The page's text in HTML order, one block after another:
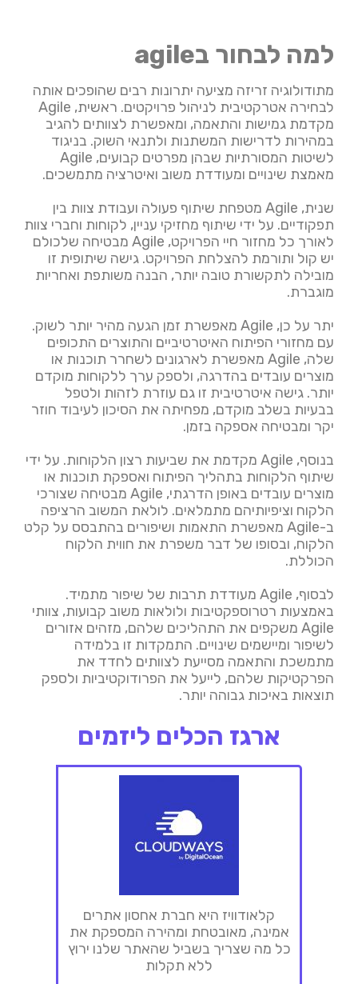
למה לבחור בagile
מתודולוגיה זריזה מציעה יתרונות רבים שהופכים אותה
לבחירה אטרקטיבית לניהול פרויקטים. ראשית, Agile
מקדמת גמישות והתאמה, ומאפשרת לצוותים להגיב
במהירות לדרישות המשתנות ולתנאי השוק. בניגוד
לשיטות המסורתיות שבהן מפרטים קבועים, Agile
מאמצת שינויים ומעודדת משוב ואיטרציה מתמשכים.
שנית, Agile מטפחת שיתוף פעולה ועבודת צוות בין
תפקודיים. על ידי שיתוף מחזיקי עניין, לקוחות וחברי צוות
לאורך כל מחזור חיי הפרויקט, Agile מבטיחה שלכולם
יש קול ותורמת להצלחת הפרויקט. גישה שיתופית זו
מובילה לתקשורת טובה יותר, הבנה משותפת ואחריות
מוגברת.
יתר על כן, Agile מאפשרת זמן הגעה מהיר יותר לשוק.
עם מחזורי הפיתוח האיטרטיביים והתוצרים התכופים
שלה, Agile מאפשרת לארגונים לשחרר תוכנות או
מוצרים עובדים בהדרגה, ולספק ערך ללקוחות מוקדם
יותר. גישה איטרטיבית זו גם עוזרת לזהות ולטפל
בבעיות בשלב מוקדם, מפחיתה את הסיכון לעיבוד חוזר
יקר ומבטיחה אספקה בזמן.
בנוסף, Agile מקדמת את שביעות רצון הלקוחות. על ידי
שיתוף הלקוחות בתהליך הפיתוח ואספקת תוכנות או
מוצרים עובדים באופן הדרגתי, Agile מבטיחה שצורכי
הלקוח וציפיותיהם מתמלאים. לולאת המשוב הרציפה
ב-Agile מאפשרת התאמות ושיפורים בהתבסס על קלט
הלקוח, ובסופו של דבר משפרת את חווית הלקוח
הכוללת.
לבסוף, Agile מעודדת תרבות של שיפור מתמיד.
באמצעות רטרוספקטיבות ולולאות משוב קבועות, צוותי
Agile משקפים את התהליכים שלהם, מזהים אזורים
לשיפור ומיישמים שינויים. התמקדות זו בלמידה
מתמשכת והתאמה מסייעת לצוותים לחדד את
הפרקטיקות שלהם, לייעל את הפרודוקטיביות ולספק
תוצאות באיכות גבוהה יותר.
ארגז הכלים ליזמים
קלאודוויז היא חברת אחסון אתרים
אמינה, מאובטחת ומהירה המספקת את
כל מה שצריך בשביל שהאתר שלנו ירוץ
ללא תקלות